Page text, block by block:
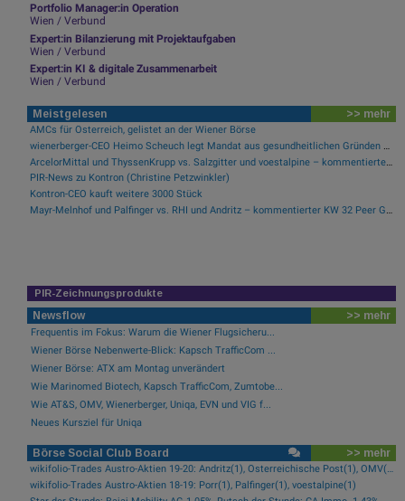
Portfolio Manager:in Operation
Wien / Verbund
Expert:in Bilanzierung mit Projektaufgaben
Wien / Verbund
Expert:in KI & digitale Zusammenarbeit
Wien / Verbund
Meistgelesen >> mehr
AMCs für Österreich, gelistet an der Wiener Börse
wienerberger-CEO Heimo Scheuch legt Mandat aus gesundheitlichen Gründen nieder
ArcelorMittal und ThyssenKrupp vs. Salzgitter und voestalpine – kommentierter KW 32 Peer Group Watch Stahl
PIR-News zu Kontron (Christine Petzwinkler)
Kontron-CEO kauft weitere 3000 Stück
Mayr-Melnhof und Palfinger vs. RHI und Andritz – kommentierter KW 32 Peer Group Watch Zykliker Österreich
PIR-Zeichnungsprodukte
Newsflow >> mehr
Frequentis im Fokus: Warum die Wiener Flugsicheru...
Wiener Börse Nebenwerte-Blick: Kapsch TrafficCom ...
Wiener Börse: ATX am Montag unverändert
Wie Marinomed Biotech, Kapsch TrafficCom, Zumtobe...
Wie AT&S, OMV, Wienerberger, Uniqa, EVN und VIG f...
Neues Kursziel für Uniqa
Börse Social Club Board >> mehr
wikifolio-Trades Austro-Aktien 19-20: Andritz(1), Österreichische Post(1), OMV(1), Uniqa(1)
wikifolio-Trades Austro-Aktien 18-19: Porr(1), Palfinger(1), voestalpine(1)